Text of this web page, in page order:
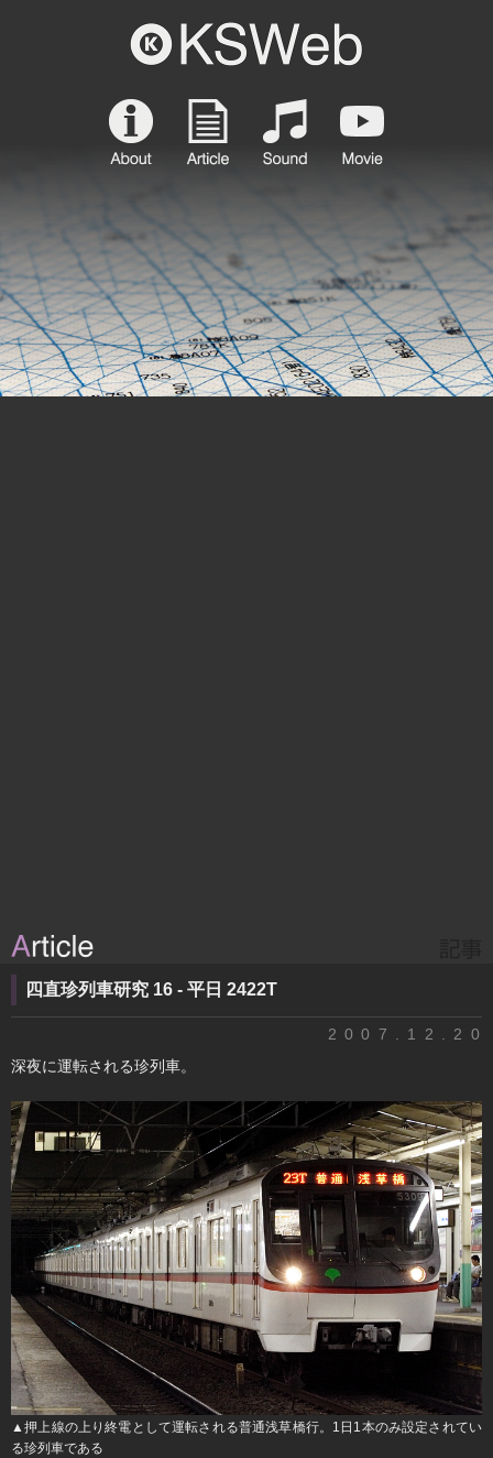
四直珍列車研究 16 - 平日 2422T
2007.12.20
深夜に運転される珍列車。
▲押上線の上り終電として運転される普通浅草橋行。1日1本のみ設定されてい
る珍列車である